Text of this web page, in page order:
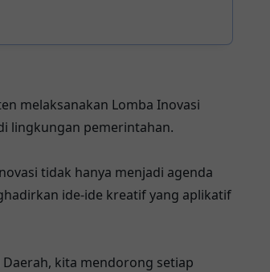
melaksanakan Lomba Inovasi
lingkungan pemerintahan.
tidak hanya menjadi agenda
ide-ide kreatif yang aplikatif
kita mendorong setiap